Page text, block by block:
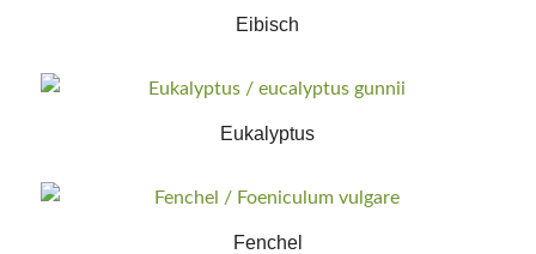
Eibisch
Eukalyptus
Fenchel